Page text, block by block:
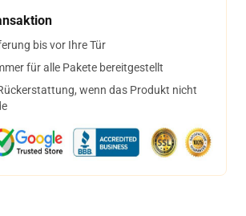
bis vor Ihre Tür
für alle Pakete bereitgestellt
wenn das Produkt nicht